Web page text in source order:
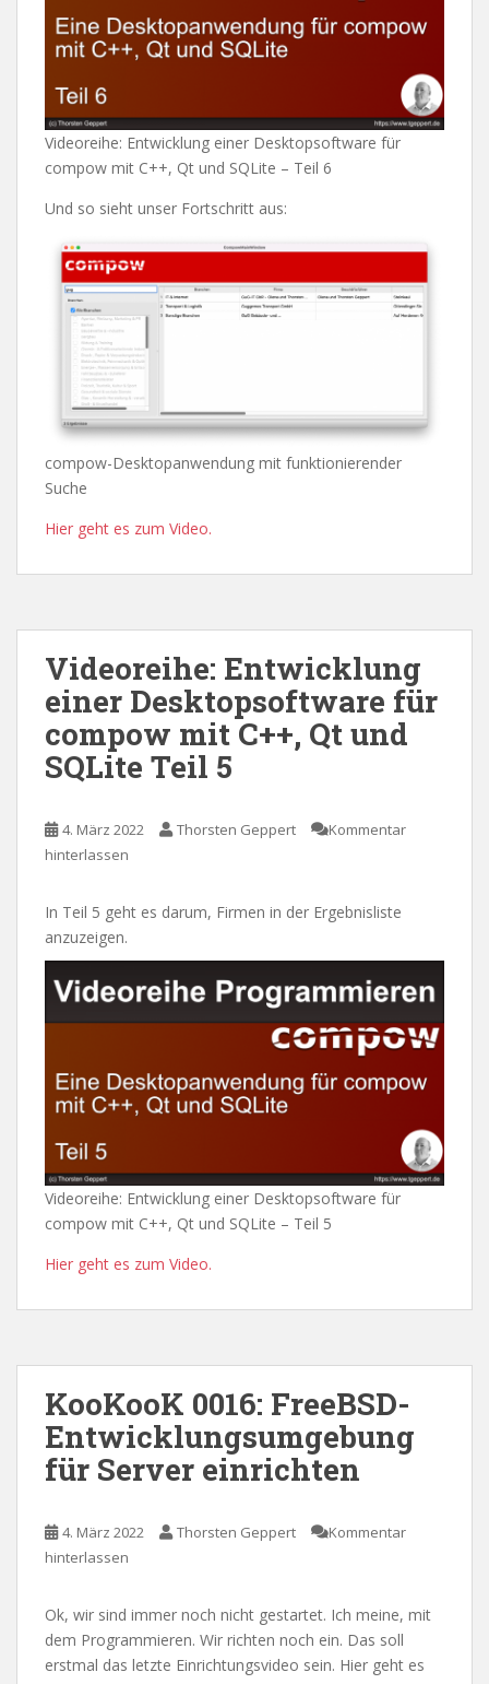
Videoreihe: Entwicklung einer Desktopsoftware für
compow mit C++, Qt und SQLite – Teil 6
Und so sieht unser Fortschritt aus:
compow-Desktopanwendung mit funktionierender
Suche
Hier geht es zum Video.
Videoreihe: Entwicklung
einer Desktopsoftware für
compow mit C++, Qt und
SQLite Teil 5
4. März 2022 Thorsten Geppert
Kommentar
hinterlassen
In Teil 5 geht es darum, Firmen in der Ergebnisliste
anzuzeigen.
Videoreihe: Entwicklung einer Desktopsoftware für
compow mit C++, Qt und SQLite – Teil 5
Hier geht es zum Video.
KooKooK 0016: FreeBSD-
Entwicklungsumgebung
für Server einrichten
4. März 2022 Thorsten Geppert
Kommentar
hinterlassen
Ok, wir sind immer noch nicht gestartet. Ich meine, mit
dem Programmieren. Wir richten noch ein. Das soll
erstmal das letzte Einrichtungsvideo sein. Hier geht es